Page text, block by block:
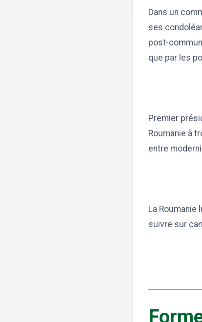
Dans un
ses
post-
que par les
Premier
Roumanie à
entre
La Roumanie
suivre sur